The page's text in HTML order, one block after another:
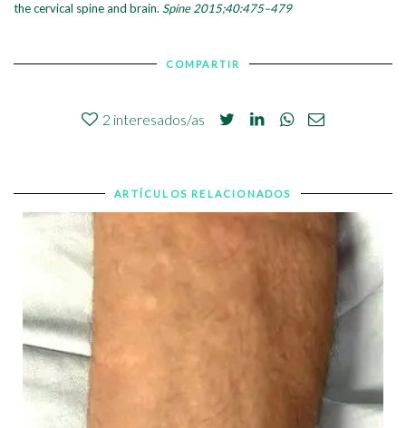
the cervical spine and brain. Spine 2015;40:475–479
COMPARTIR
2 interesados/as
ARTÍCULOS RELACIONADOS